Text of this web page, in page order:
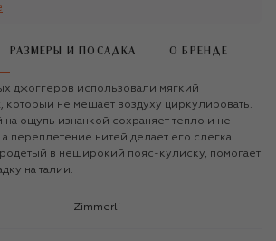
РАЗМЕРЫ И ПОСАДКА О БРЕНДЕ
джоггеров использовали мягкий
который не мешает воздуху циркулировать.
на ощупь изнанкой сохраняет тепло и не
а переплетение нитей делает его слегка
в неширокий пояс-кулиску, помогает
на талии.
Zimmerli